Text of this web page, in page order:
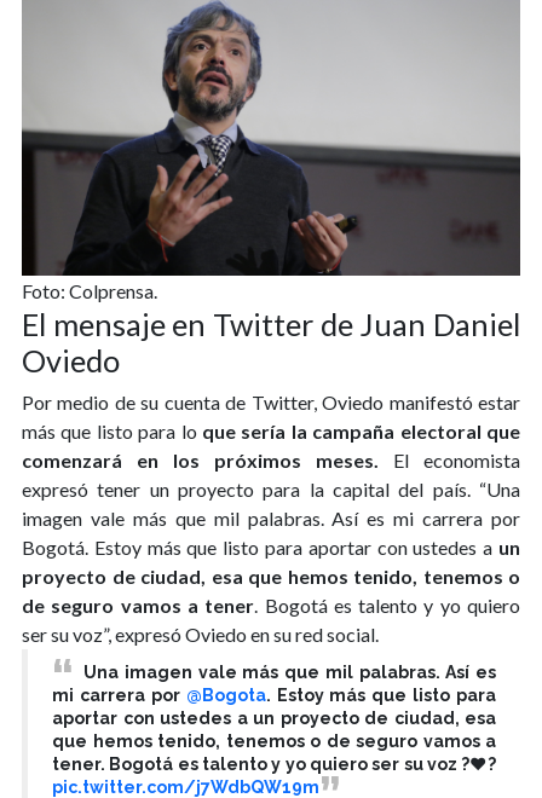
Foto: Colprensa.
El mensaje en Twitter de Juan Daniel
Oviedo
Por medio de su cuenta de Twitter, Oviedo manifestó estar
más que listo para lo que sería la campaña electoral que
comenzará en los próximos meses.
El economista
expresó tener un proyecto para la capital del país. “Una
imagen vale más que mil palabras. Así es mi carrera por
Bogotá. Estoy más que listo para aportar con ustedes a un
proyecto de ciudad, esa que hemos tenido, tenemos o
de seguro vamos a tener . Bogotá es talento y yo quiero
ser su voz”, expresó Oviedo en su red social.
Una imagen vale más que mil palabras. Así es
mi carrera por @Bogota. Estoy más que listo para
aportar con ustedes a un proyecto de ciudad, esa
que hemos tenido, tenemos o de seguro vamos a
tener. Bogotá es talento y yo quiero ser su voz ?❤️?
pic.twitter.com/j7WdbQW19m